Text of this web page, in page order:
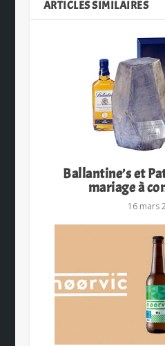
ARTICLES SIMILAIRES
Ballantine’s et
mariage à
16 mars